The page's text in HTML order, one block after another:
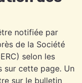
notifiée par
de la Société
selon les
sur cette page. Un
sur le bulletin